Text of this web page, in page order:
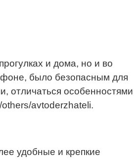
и дома, но и во
было безопасным для
отличаться особенностями
avtoderzhateli.
удобные и крепкие